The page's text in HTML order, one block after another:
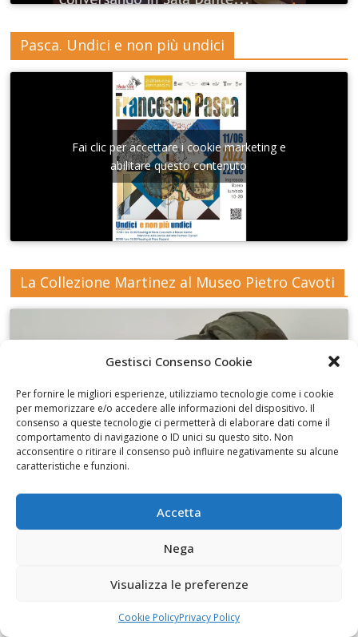
Gestisci Consenso Cookie
Per fornire le migliori esperienze, utilizziamo tecnologie come i cookie
per memorizzare e/o accedere alle informazioni del dispositivo. Il
consenso a queste tecnologie ci permetterà di elaborare dati come il
comportamento di navigazione o ID unici su questo sito. Non
acconsentire o ritirare il consenso può influire negativamente su alcune
caratteristiche e funzioni.
Accetta
Nega
Visualizza le preferenze
Cookie PolicyPrivacy Policy
Pasca. Undici e non più undici
Fai clic per accettare i cookie marketing e
abilitare questo contenuto
La Collezione Martinez al Museo Pietro Cavoti
abilitare questo contenuto
I disegni di Martinez
Fai clic per accettare i cookie marketing e